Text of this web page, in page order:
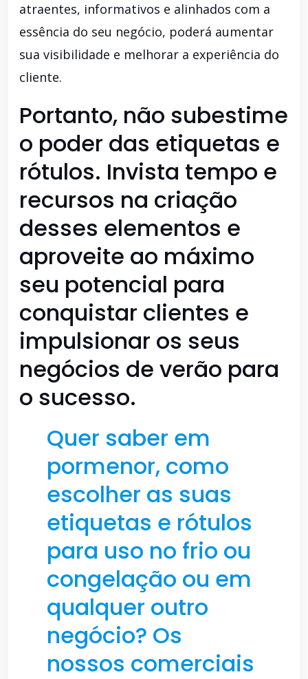
atraentes, informativos e alinhados com a
essência do seu negócio, poderá aumentar
sua visibilidade e melhorar a experiência do
cliente.
Portanto, não subestime
o poder das etiquetas e
rótulos. Invista tempo e
recursos na criação
desses elementos e
aproveite ao máximo
seu potencial para
conquistar clientes e
impulsionar os seus
negócios de verão para
o sucesso.
Quer saber em
pormenor, como
escolher as suas
etiquetas e rótulos
para uso no frio ou
congelação ou em
qualquer outro
negócio? Os
nossos comerciais